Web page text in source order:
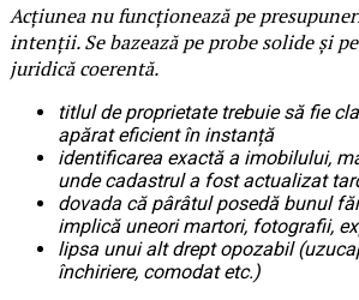
Acțiunea nu funcționează pe
intenții. Se bazează pe probe solide și
juridică coerentă.
titlul de proprietate trebuie să fie
apărat eficient în instanță
identificarea exactă a imobilului,
unde cadastrul a fost actualizat
dovada că pârâtul posedă bunul
implică uneori martori, fotografii,
lipsa unui alt drept opozabil
închiriere, comodat etc.)